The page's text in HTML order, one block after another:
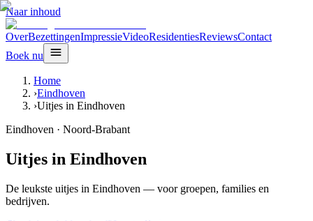
Naar inhoud
OverBezettingenImpressieVideoResidentiesReviewsContact
Boek nu
Home
›Eindhoven
›Uitjes in Eindhoven
Eindhoven · Noord-Brabant
Uitjes in Eindhoven
De leukste uitjes in Eindhoven — voor groepen, families en
bedrijven.